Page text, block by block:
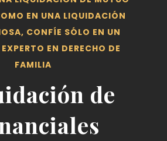
EN UNA LIQUIDACIÓN
CONFÍE SÓLO EN UN
EN DERECHO DE
FAMILIA
de